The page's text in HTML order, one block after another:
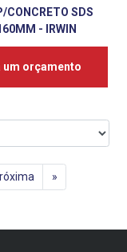
CONCRETO SDS
- IRWIN
um orçamento
»